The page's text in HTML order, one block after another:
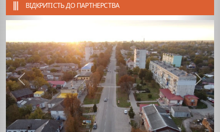
ВІДКРИТІСТЬ ДО ПАРТНЕРСТВА
Previous Next